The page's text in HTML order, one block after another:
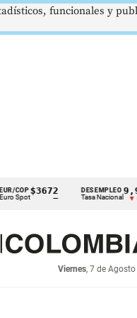
$3672
—
DESEMPLEO
Tasa Nacional
9,9 %
▼ 0.30
Viernes, 7 de
funcionales y